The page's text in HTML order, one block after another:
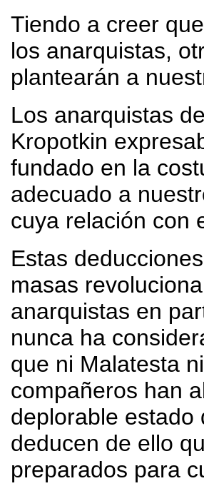
Tiendo a creer
los anarquistas,
plantearán a
Los anarquistas
Kropotkin
fundado en la
adecuado a
cuya relación con
Estas
masas
anarquistas en
nunca ha
que ni Malatesta
compañeros han
deplorable estado
deducen de ello
preparados para